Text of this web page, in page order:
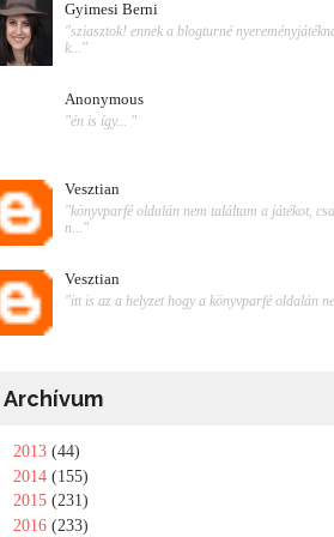
Gyimesi Berni
"sziasztok! ennek a blogturné
k..."
Anonymous
"én is így... "
Vesztian
"könyvparfé oldalán nem találtam a játékot,
n..."
Vesztian
"itt is az a helyzet hogy a könyvparfé oldalán
Archívum
2013 (44)
2014 (155)
2015 (231)
2016 (233)